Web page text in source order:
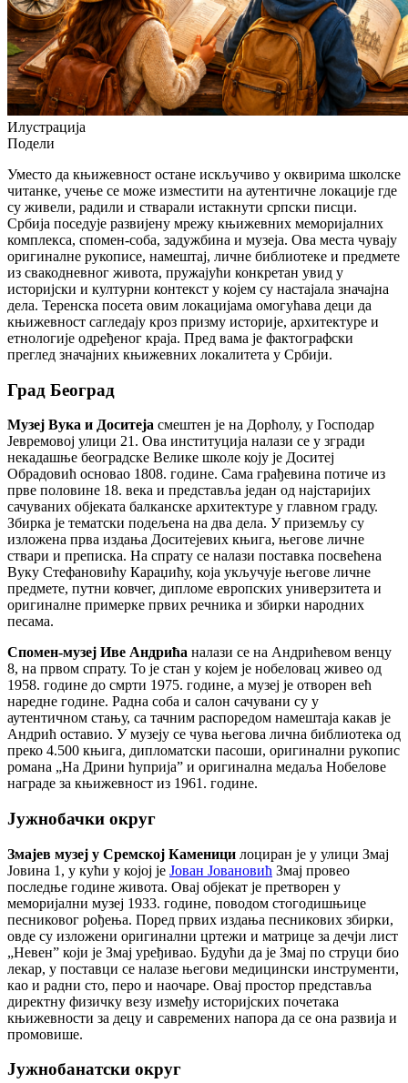
Илустрација
Подели
Уместо да књижевност остане искључиво у оквирима школске
читанке, учење се може изместити на аутентичне локације где
су живели, радили и стварали истакнути српски писци.
Србија поседује развијену мрежу књижевних меморијалних
комплекса, спомен-соба, задужбина и музеја. Ова места чувају
оригиналне рукописе, намештај, личне библиотеке и предмете
из свакодневног живота, пружајући конкретан увид у
историјски и културни контекст у којем су настајала значајна
дела. Теренска посета овим локацијама омогућава деци да
књижевност сагледају кроз призму историје, архитектуре и
етнологије одређеног краја. Пред вама је фактографски
преглед значајних књижевних локалитета у Србији.
Град Београд
Музеј Вука и Доситеја смештен је на Дорћолу, у Господар
Јевремовој улици 21. Ова институција налази се у згради
некадашње београдске Велике школе коју је Доситеј
Обрадовић основао 1808. године. Сама грађевина потиче из
прве половине 18. века и представља један од најстаријих
сачуваних објеката балканске архитектуре у главном граду.
Збирка је тематски подељена на два дела. У приземљу су
изложена прва издања Доситејевих књига, његове личне
ствари и преписка. На спрату се налази поставка посвећена
Вуку Стефановићу Караџићу, која укључује његове личне
предмете, путни ковчег, дипломе европских универзитета и
оригиналне примерке првих речника и збирки народних
песама.
Спомен-музеј Иве Андрића налази се на Андрићевом венцу
8, на првом спрату. То је стан у којем је нобеловац живео од
1958. године до смрти 1975. године, а музеј је отворен већ
наредне године. Радна соба и салон сачувани су у
аутентичном стању, са тачним распоредом намештаја какав је
Андрић оставио. У музеју се чува његова лична библиотека од
преко 4.500 књига, дипломатски пасоши, оригинални рукопис
романа „На Дрини ћуприја” и оригинална медаља Нобелове
награде за књижевност из 1961. године.
Јужнобачки округ
Змајев музеј у Сремској Каменици лоциран је у улици Змај
Јовина 1, у кући у којој је Јован Јовановић Змај провео
последње године живота. Овај објекат је претворен у
меморијални музеј 1933. године, поводом стогодишњице
песниковог рођења. Поред првих издања песникових збирки,
овде су изложени оригинални цртежи и матрице за дечји лист
„Невен” који је Змај уређивао. Будући да је Змај по струци био
лекар, у поставци се налазе његови медицински инструменти,
као и радни сто, перо и наочаре. Овај простор представља
директну физичку везу између историјских почетака
књижевности за децу и савремених напора да се она развија и
промовише.
Јужнобанатски округ